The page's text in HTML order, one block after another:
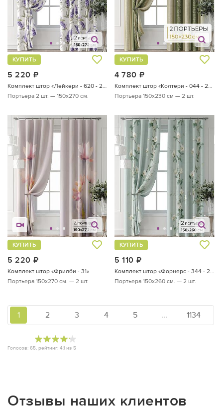
5 220
КУПИТЬ
Комплект штор «Лейкери - 620 - 270 см»
Портьера 2 шт. — 150х270 см.
4 780
КУПИТЬ
Комплект штор «Колтери - 044 - 230 см»
Портьера 150х230 см — 2 шт.
5 220
КУПИТЬ
Комплект штор «Фрилби - 31»
Портьера 150х270 см. — 2 шт.
5 110
КУПИТЬ
Комплект штор «Форнерс - 344 - 260 см»
Портьера 150х260 см. — 2 шт.
Голосов: 65, рейтинг: 4.1 из 5
1 2 3 4 5 ... 1134
Отзывы наших клиентов